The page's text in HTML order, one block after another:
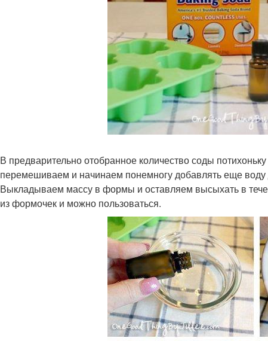
В предварительно отобранное количество соды
перемешиваем и начинаем понемногу добавлять еще воду
Выкладываем массу в формы и оставляем высыхать в
из формочек и можно пользоваться.